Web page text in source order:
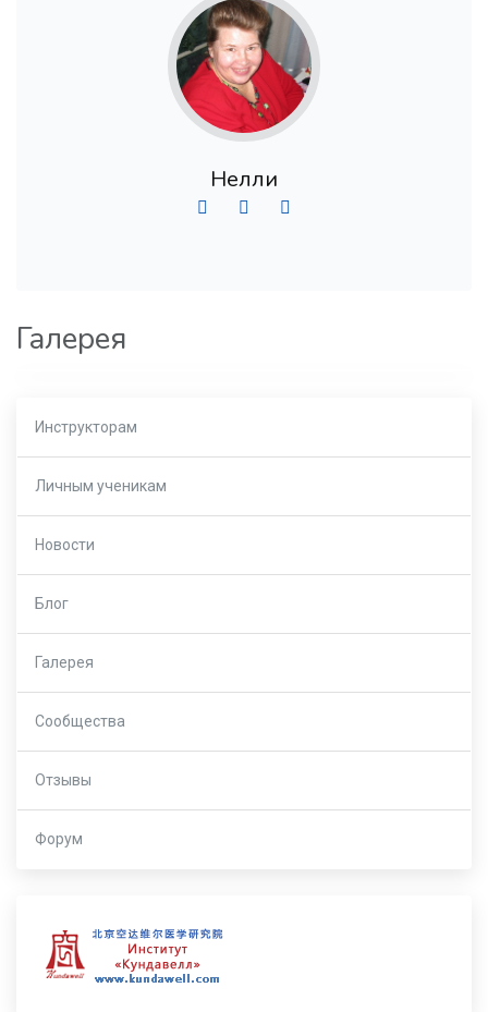
Нелли
Галерея
Инструкторам
Личным ученикам
Новости
Блог
Галерея
Сообщества
Отзывы
Форум